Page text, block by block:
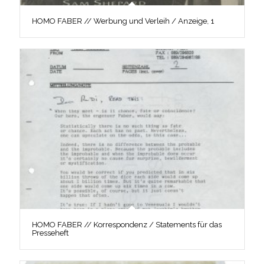
HOMO FABER // Werbung und Verleih / Anzeige, 1
HOMO FABER // Korrespondenz / Statements für das
Presseheft